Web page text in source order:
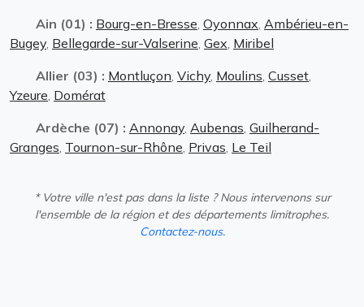
Ain (01) : Bourg-en-Bresse Oyonnax Ambérieu-en-
Bugey Bellegarde-sur-Valserine Gex Miribel
Allier (03) : Montluçon Vichy Moulins Cusset
Yzeure Domérat
Ardèche (07) : Annonay Aubenas Guilherand-
Granges Tournon-sur-Rhône Privas Le Teil
* Votre ville n'est pas dans la liste ? Nous intervenons sur
l'ensemble de la région et des départements limitrophes.
Contactez-nous.